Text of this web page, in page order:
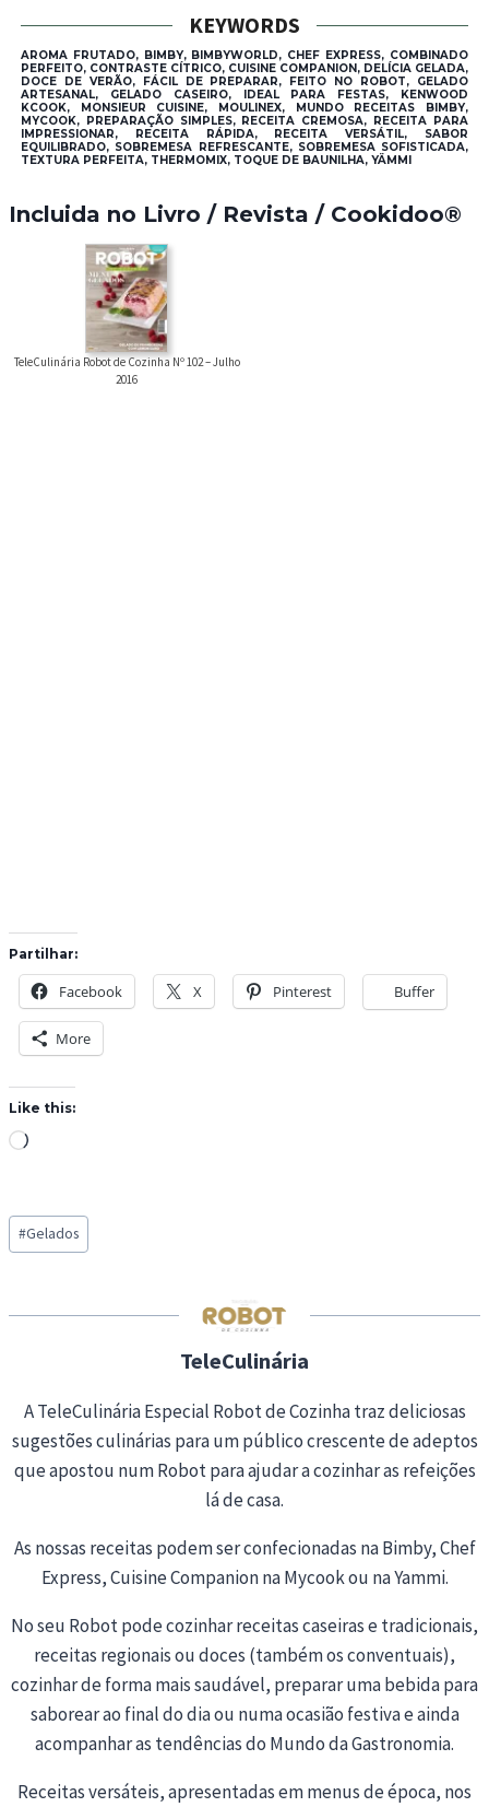
KEYWORDS
AROMA FRUTADO, BIMBY, BIMBYWORLD, CHEF EXPRESS, COMBINADO
PERFEITO, CONTRASTE CÍTRICO, CUISINE COMPANION, DELÍCIA GELADA,
DOCE DE VERÃO, FÁCIL DE PREPARAR, FEITO NO ROBOT, GELADO
ARTESANAL, GELADO CASEIRO, IDEAL PARA FESTAS, KENWOOD
KCOOK, MONSIEUR CUISINE, MOULINEX, MUNDO RECEITAS BIMBY,
MYCOOK, PREPARAÇÃO SIMPLES, RECEITA CREMOSA, RECEITA PARA
IMPRESSIONAR, RECEITA RÁPIDA, RECEITA VERSÁTIL, SABOR
EQUILIBRADO, SOBREMESA REFRESCANTE, SOBREMESA SOFISTICADA,
TEXTURA PERFEITA, THERMOMIX, TOQUE DE BAUNILHA, YÄMMI
Incluida no Livro / Revista / Cookidoo®
TeleCulinária Robot de Cozinha Nº 102 – Julho
2016
Partilhar:
Facebook X Pinterest Buffer
More
Like this:
L
d
i
g
Post
Tags:
#Gelados
TeleCulinária
A TeleCulinária Especial Robot de Cozinha traz deliciosas
sugestões culinárias para um público crescente de adeptos
que apostou num Robot para ajudar a cozinhar as refeições
lá de casa.
As nossas receitas podem ser confecionadas na Bimby, Chef
Express, Cuisine Companion na Mycook ou na Yammi.
No seu Robot pode cozinhar receitas caseiras e tradicionais,
receitas regionais ou doces (também os conventuais),
cozinhar de forma mais saudável, preparar uma bebida para
saborear ao final do dia ou numa ocasião festiva e ainda
acompanhar as tendências do Mundo da Gastronomia.
Receitas versáteis, apresentadas em menus de época, nos